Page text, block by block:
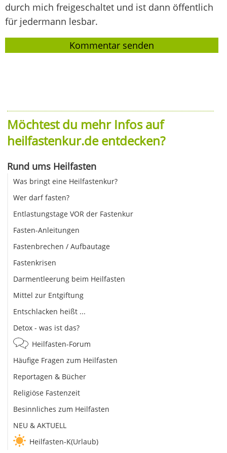
durch mich freigeschaltet und ist dann öffentlich
für jedermann lesbar.
Möchtest du mehr Infos auf
heilfastenkur.de entdecken?
Rund ums Heilfasten
Was bringt eine Heilfastenkur?
Wer darf fasten?
Entlastungstage VOR der Fastenkur
Fasten-Anleitungen
Fastenbrechen / Aufbautage
Fastenkrisen
Darmentleerung beim Heilfasten
Mittel zur Entgiftung
Entschlacken heißt ...
Detox - was ist das?
Heilfasten-Forum
Häufige Fragen zum Heilfasten
Reportagen & Bücher
Religiöse Fastenzeit
Besinnliches zum Heilfasten
NEU & AKTUELL
Heilfasten-K(Urlaub)